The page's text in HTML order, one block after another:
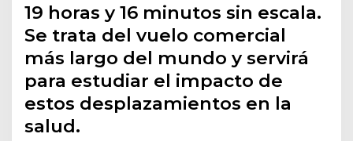
19 horas y 16 minutos sin escala.
Se trata del vuelo comercial
más largo del mundo y servirá
para estudiar el impacto de
estos desplazamientos en la
salud.